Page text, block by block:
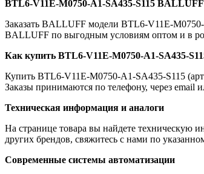
BTL6-V11E-M0750-A1-SA435-S115
Заказать BALLUFF модели BTL6-V11E-
BALLUFF по выгодным условиям оптом и в
Как купить BTL6-V11E-M0750-A1-SA435-
Купить BTL6-V11E-M0750-A1-SA435-S115
Заказы принимаются по телефону, через email
Техническая информация и аналоги
На странице товара вы найдете техническую
других брендов, свяжитесь с нами по
Современные системы автоматизации